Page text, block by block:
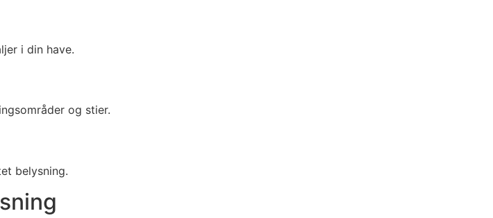
i din have.
og stier.
belysning.